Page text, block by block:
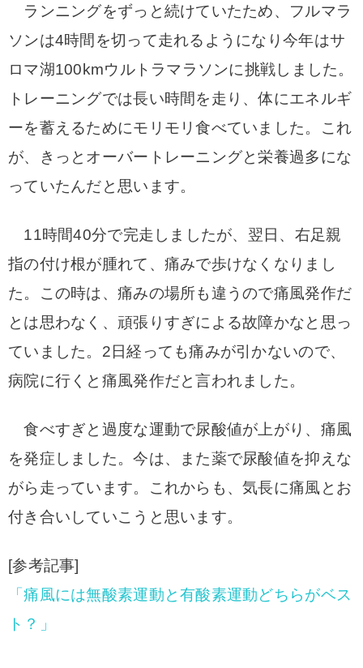
ランニングをずっと続けていたため、フルマラ
ソンは4時間を切って走れるようになり今年はサ
ロマ湖100kmウルトラマラソンに挑戦しました。
トレーニングでは長い時間を走り、体にエネルギ
ーを蓄えるためにモリモリ食べていました。これ
が、きっとオーバートレーニングと栄養過多にな
っていたんだと思います。
11時間40分で完走しましたが、翌日、右足親
指の付け根が腫れて、痛みで歩けなくなりまし
た。この時は、痛みの場所も違うので痛風発作だ
とは思わなく、頑張りすぎによる故障かなと思っ
ていました。 2日経っても痛みが引かないので、
病院に行くと痛風発作だと言われました。
食べすぎと過度な運動で尿酸値が上がり、痛風
を発症しました。今は、また薬で尿酸値を抑えな
がら走っています。これからも、気長に痛風とお
付き合いしていこうと思います。
[参考記事]
「痛風には無酸素運動と有酸素運動どちらがベス
ト？」